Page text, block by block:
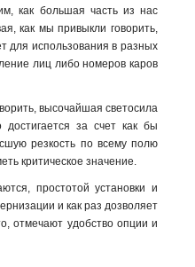
как большая часть из нас
как мы привыкли говорить,
для использования в разных
лиц либо номеров каров
высочайшая светосила
за счет как бы
резкость по всему полю
критическое значение.
простотой установки и
и как раз дозволяет
отмечают удобство опции и